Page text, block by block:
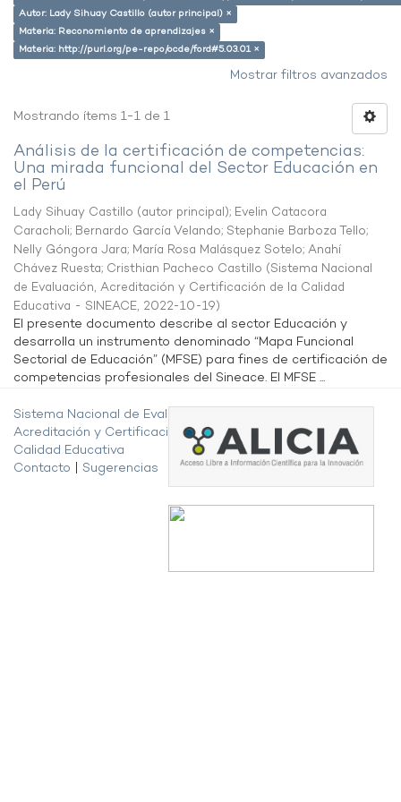
Autor: Lady Sihuay Castillo (autor principal) ×
Materia: Reconomiento de aprendizajes ×
Materia: http://purl.org/pe-repo/ocde/ford#5.03.01 ×
Mostrar filtros avanzados
Mostrando ítems 1-1 de 1
Análisis de la certificación de competencias:
Una mirada funcional del Sector Educación en
el Perú
Lady Sihuay Castillo (autor principal); Evelin Catacora
Caracholi; Bernardo García Velando; Stephanie Barboza Tello;
Nelly Góngora Jara; María Rosa Malásquez Sotelo; Anahí
Chávez Ruesta; Cristhian Pacheco Castillo (Sistema Nacional
de Evaluación, Acreditación y Certificación de la Calidad
Educativa - SINEACE, 2022-10-19)
El presente documento describe al sector Educación y
desarrolla un instrumento denominado “Mapa Funcional
Sectorial de Educación” (MFSE) para fines de certificación de
competencias profesionales del Sineace. El MFSE ...
Sistema Nacional de Evaluación,
Acreditación y Certificación de la
Calidad Educativa
Contacto
Sugerencias